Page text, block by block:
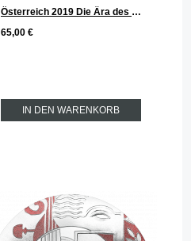
Österreich 2019 Die Ära des Motorflugs - Serie Dem Himmel entgegen Silber 20 €
65,00 €
IN DEN WARENKORB